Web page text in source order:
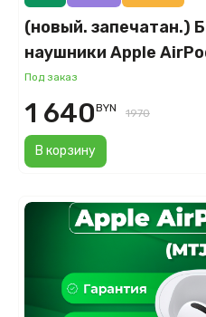
(новый. запечатан.)
наушники Apple
серебристые
Под заказ
В корзину
1 640BYN 1970